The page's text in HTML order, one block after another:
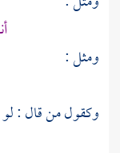
ومثل :
وكقول من قال : لو